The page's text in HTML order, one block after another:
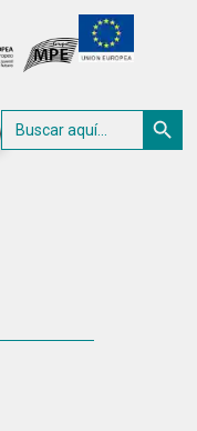
Buscar: Botón